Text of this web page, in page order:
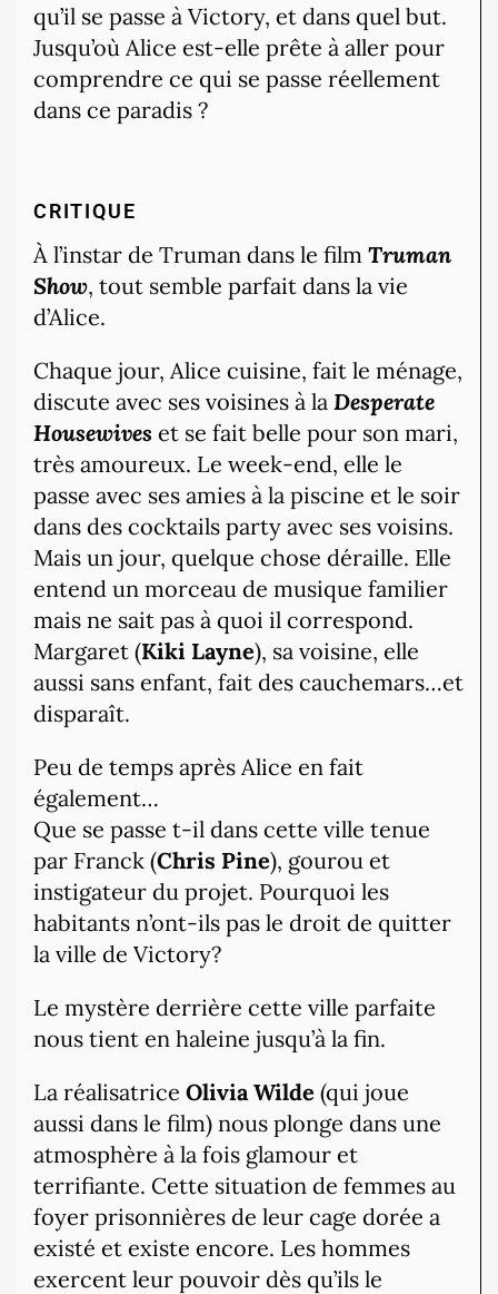
qu’il se passe à Victory, et dans quel but.
Jusqu’où Alice est-elle prête à aller pour
comprendre ce qui se passe réellement
dans ce paradis ?
CRITIQUE
À l’instar de Truman dans le film Truman
Show, tout semble parfait dans la vie
d’Alice.
Chaque jour, Alice cuisine, fait le ménage,
discute avec ses voisines à la Desperate
Housewives et se fait belle pour son mari,
très amoureux. Le week-end, elle le
passe avec ses amies à la piscine et le soir
dans des cocktails party avec ses voisins.
Mais un jour, quelque chose déraille. Elle
entend un morceau de musique familier
mais ne sait pas à quoi il correspond.
Margaret (Kiki Layne), sa voisine, elle
aussi sans enfant, fait des cauchemars…et
disparaît.
Peu de temps après Alice en fait
également…
Que se passe t-il dans cette ville tenue
par Franck (Chris Pine), gourou et
instigateur du projet. Pourquoi les
habitants n’ont-ils pas le droit de quitter
la ville de Victory?
Le mystère derrière cette ville parfaite
nous tient en haleine jusqu’à la fin.
La réalisatrice Olivia Wilde (qui joue
aussi dans le film) nous plonge dans une
atmosphère à la fois glamour et
terrifiante. Cette situation de femmes au
foyer prisonnières de leur cage dorée a
existé et existe encore. Les hommes
exercent leur pouvoir dès qu’ils le